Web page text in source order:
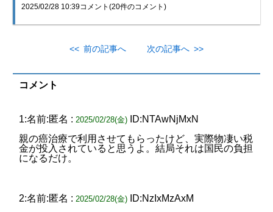
2025/02/28 10:39コメント(20件のコメント)
<< 前の記事へ 次の記事へ >>
コメント
1:名前:匿名 : 2025/02/28(金)
ID:NTAwNjMxN
親の癌治療で利用させてもらったけど、実際物凄い税
金が投入されていると思うよ。結局それは国民の負担
になるだけ。
2:名前:匿名 : 2025/02/28(金)
ID:NzIxMzAxM